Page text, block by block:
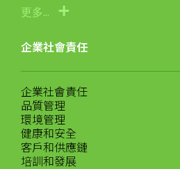
更多...
企業社會責任
企業社會責任
品質管理
環境管理
健康和安全
客戶和供應鏈
培訓和發展